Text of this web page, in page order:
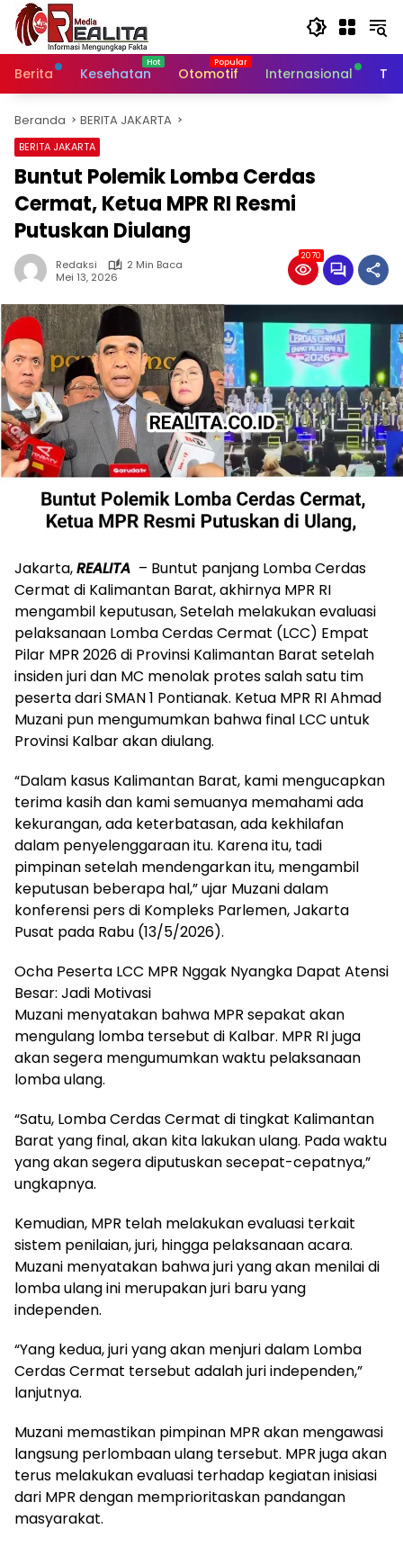
Langsung
konten
Berita
Kesehatan Otomotif Internasional
Beranda BERITA JAKARTA
BERITA JAKARTA
Buntut Polemik Lomba Cerdas
Cermat, Ketua MPR RI Resmi
Putuskan Diulang
Redaksi
2 Min Baca
Mei 13, 2026
2070
Jakarta,REALITA – Buntut panjang Lomba Cerdas
Cermat di Kalimantan Barat, akhirnya MPR RI
mengambil keputusan, Setelah melakukan evaluasi
pelaksanaan Lomba Cerdas Cermat (LCC) Empat
Pilar MPR 2026 di Provinsi Kalimantan Barat setelah
insiden juri dan MC menolak protes salah satu tim
peserta dari SMAN 1 Pontianak. Ketua MPR RI Ahmad
Muzani pun mengumumkan bahwa final LCC untuk
Provinsi Kalbar akan diulang.
“Dalam kasus Kalimantan Barat, kami mengucapkan
terima kasih dan kami semuanya memahami ada
kekurangan, ada keterbatasan, ada kekhilafan
dalam penyelenggaraan itu. Karena itu, tadi
pimpinan setelah mendengarkan itu, mengambil
keputusan beberapa hal,” ujar Muzani dalam
konferensi pers di Kompleks Parlemen, Jakarta
Pusat pada Rabu (13/5/2026).
Ocha Peserta LCC MPR Nggak Nyangka Dapat Atensi
Besar: Jadi Motivasi
Muzani menyatakan bahwa MPR sepakat akan
mengulang lomba tersebut di Kalbar. MPR RI juga
akan segera mengumumkan waktu pelaksanaan
lomba ulang.
“Satu, Lomba Cerdas Cermat di tingkat Kalimantan
Barat yang final, akan kita lakukan ulang. Pada waktu
yang akan segera diputuskan secepat-cepatnya,”
ungkapnya.
Kemudian, MPR telah melakukan evaluasi terkait
sistem penilaian, juri, hingga pelaksanaan acara.
Muzani menyatakan bahwa juri yang akan menilai di
lomba ulang ini merupakan juri baru yang
independen.
“Yang kedua, juri yang akan menjuri dalam Lomba
Cerdas Cermat tersebut adalah juri independen,”
lanjutnya.
Muzani memastikan pimpinan MPR akan mengawasi
langsung perlombaan ulang tersebut. MPR juga akan
terus melakukan evaluasi terhadap kegiatan inisiasi
dari MPR dengan memprioritaskan pandangan
masyarakat.